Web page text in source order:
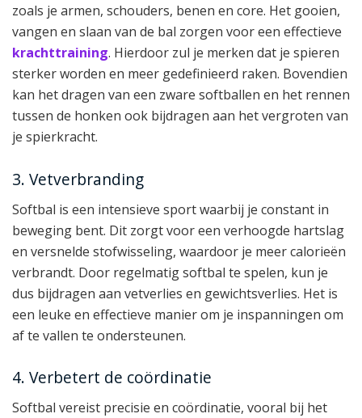
zoals je armen, schouders, benen en core. Het gooien,
vangen en slaan van de bal zorgen voor een effectieve
krachttraining. Hierdoor zul je merken dat je spieren
sterker worden en meer gedefinieerd raken. Bovendien
kan het dragen van een zware softballen en het rennen
tussen de honken ook bijdragen aan het vergroten van
je spierkracht.
3. Vetverbranding
Softbal is een intensieve sport waarbij je constant in
beweging bent. Dit zorgt voor een verhoogde hartslag
en versnelde stofwisseling, waardoor je meer calorieën
verbrandt. Door regelmatig softbal te spelen, kun je
dus bijdragen aan vetverlies en gewichtsverlies. Het is
een leuke en effectieve manier om je inspanningen om
af te vallen te ondersteunen.
4. Verbetert de coördinatie
Softbal vereist precisie en coördinatie, vooral bij het